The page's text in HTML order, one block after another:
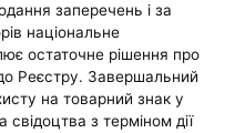
заперечень і за
національне
остаточне рішення про
Реєстру. Завершальний
на товарний знак у
з терміном дії